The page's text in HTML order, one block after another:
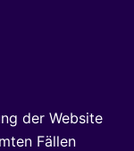
der Website
Fällen